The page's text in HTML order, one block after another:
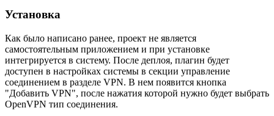
Установка
Как было написано ранее, проект не является
самостоятельным приложением и при установке
интегрируется в систему. После деплоя, плагин будет
доступен в настройках системы в секции управление
соединением в разделе VPN. В нем появится кнопка
"Добавить VPN", после нажатия которой нужно будет выбрать
OpenVPN тип соединения.